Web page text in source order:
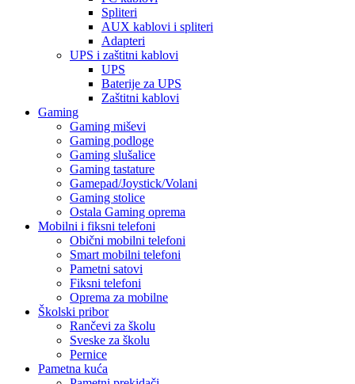
Spliteri
AUX kablovi i spliteri
Adapteri
UPS i zaštitni kablovi
UPS
Baterije za UPS
Zaštitni kablovi
Gaming
Gaming miševi
Gaming podloge
Gaming slušalice
Gaming tastature
Gamepad/Joystick/Volani
Gaming stolice
Ostala Gaming oprema
Mobilni i fiksni telefoni
Obični mobilni telefoni
Smart mobilni telefoni
Pametni satovi
Fiksni telefoni
Oprema za mobilne
Školski pribor
Rančevi za školu
Sveske za školu
Pernice
Pametna kuća